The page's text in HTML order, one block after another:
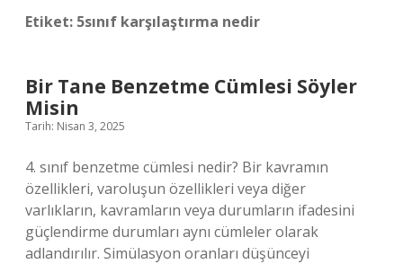
Etiket: 5sınıf karşılaştırma nedir
Bir Tane Benzetme Cümlesi Söyler
Misin
Tarih: Nisan 3, 2025
4. sınıf benzetme cümlesi nedir? Bir kavramın
özellikleri, varoluşun özellikleri veya diğer
varlıkların, kavramların veya durumların ifadesini
güçlendirme durumları aynı cümleler olarak
adlandırılır. Simülasyon oranları düşünceyi